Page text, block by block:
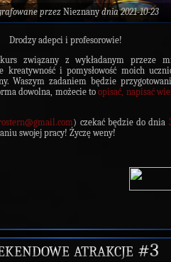
przez Nieznanydnia 2021-10-23
Drodzy adepci i profesorowie!
związany z wykładanym przeze
kreatywność i pomysłowość moich
Waszym zadaniem będzie
dowolna, możecie toopisać, napisać
) czekać będzie do dnia
swojej pracy! Życzę weny!
atrakcje #3